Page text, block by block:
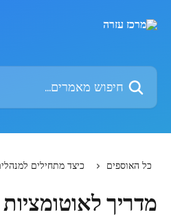
חיפוש מאמרים...
כל האוספים כיצד מתחילים
מדריך לאוטומציות